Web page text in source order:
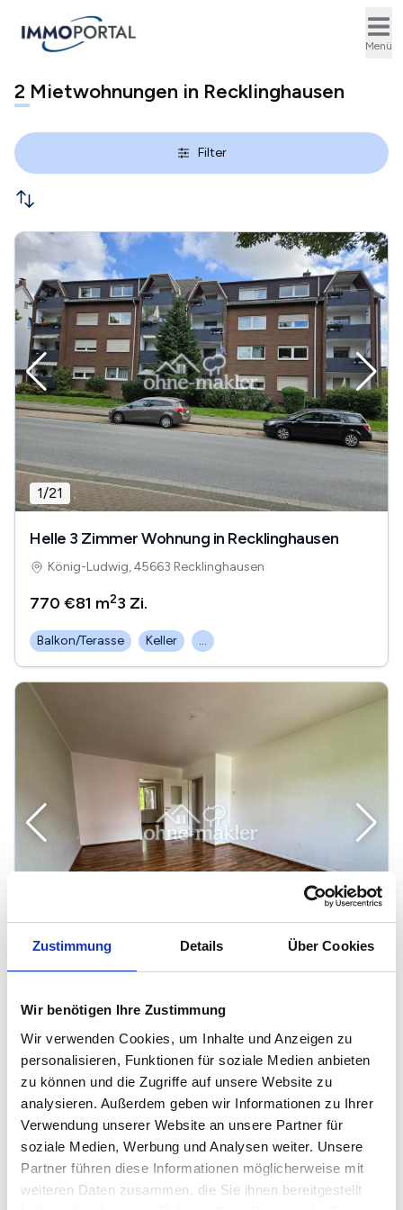
Zustimmung Details Über Cookies
Wir benötigen Ihre Zustimmung
Wir verwenden Cookies, um Inhalte und Anzeigen zu
personalisieren, Funktionen für soziale Medien anbieten
zu können und die Zugriffe auf unsere Website zu
analysieren. Außerdem geben wir Informationen zu Ihrer
Verwendung unserer Website an unsere Partner für
soziale Medien, Werbung und Analysen weiter. Unsere
Partner führen diese Informationen möglicherweise mit
weiteren Daten zusammen, die Sie ihnen bereitgestellt
Menü
2 Mietwohnungen in Recklinghausen
Filter
1/21
Helle 3 Zimmer Wohnung in Recklinghausen
König-Ludwig, 45663 Recklinghausen
770 €81 m23 Zi.
Balkon/Terasse Keller ...
1/9
Einbauküche!
Ost, 45657 Recklinghausen
550 €67 m 2Zi.
Einbauküche Keller ...
Wohnungen in der Nähe von Recklinghausen